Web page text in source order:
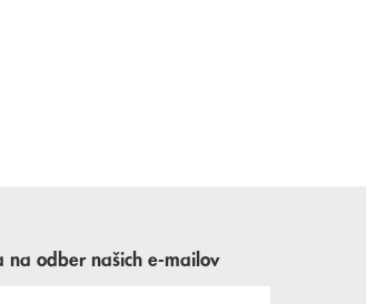
na odber našich e-mailov